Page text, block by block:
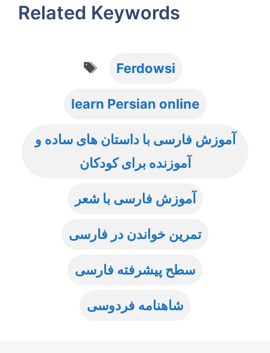
Related Keywords
Tags
Ferdowsi
learn Persian online
آموزش فارسی با داستان های ساده و
آموزنده برای کودکان
آموزش فارسی با شعر
تمرین خواندن در فارسی
سطح پیشرفته فارسی
شاهنامه فردوسی